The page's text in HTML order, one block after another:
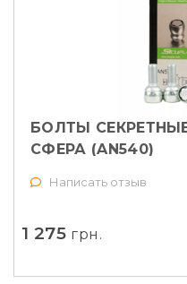
БОЛТЫ СЕКРЕТНЫЕ
СФЕРА (AN540)
Написать отзыв
1 275 грн.